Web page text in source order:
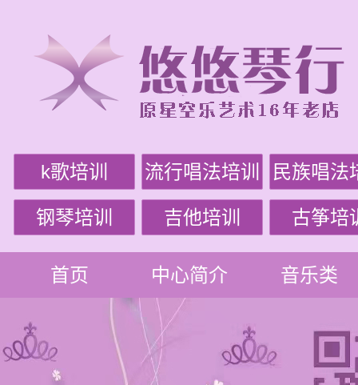
k歌培训 流行唱法培训 民族唱法
钢琴培训 吉他培训 古筝培
首页 中心简介 音乐类